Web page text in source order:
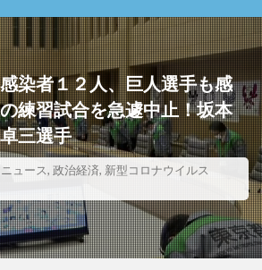
染者１２人、巨人選手も感
練習試合を急遽中止！坂本
三選手
ニュース, 政治経済, 新型コロナウイルス